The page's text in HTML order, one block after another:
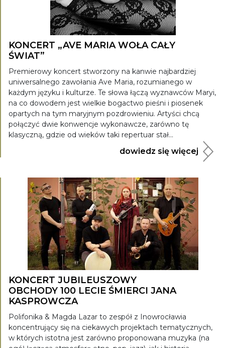
KONCERT „AVE MARIA WOŁA CAŁY
ŚWIAT”
Premierowy koncert stworzony na kanwie najbardziej
uniwersalnego zawołania Ave Maria, rozumianego w
każdym języku i kulturze. Te słowa łączą wyznawców Maryi,
na co dowodem jest wielkie bogactwo pieśni i piosenek
opartych na tym maryjnym pozdrowieniu. Artyści chcą
połączyć dwie konwencje wykonawcze, zarówno tę
klasyczną, gdzie od wieków taki repertuar stał...
dowiedz się więcej
KONCERT JUBILEUSZOWY
OBCHODY 100 LECIE ŚMIERCI JANA
KASPROWCZA
Polifonika & Magda Lazar to zespół z Inowrocławia
koncentrujący się na ciekawych projektach tematycznych,
w których istotna jest zarówno proponowana muzyka (na